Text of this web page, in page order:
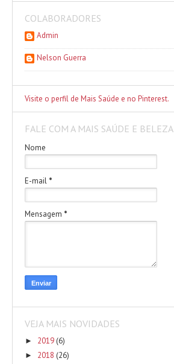
COLABORADORES
Admin
Nelson Guerra
Visite o perfil de Mais Saúde e no Pinterest.
FALE COM A MAIS SAÚDE E BELEZA
Nome
E-mail *
Mensagem *
VEJA MAIS NOVIDADES
► 2019 (6)
► 2018 (26)